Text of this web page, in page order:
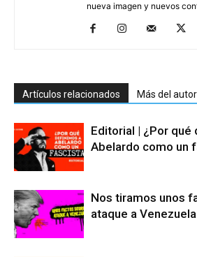
nueva imagen y nuevos
Artículos relacionados Más del autor
Editorial | ¿Por qué
Abelardo como un
Nos tiramos unos
ataque a Venezuela